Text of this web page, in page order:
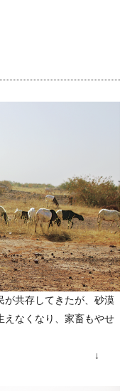
が共存してきたが、砂漠
えなくなり、家畜もやせ